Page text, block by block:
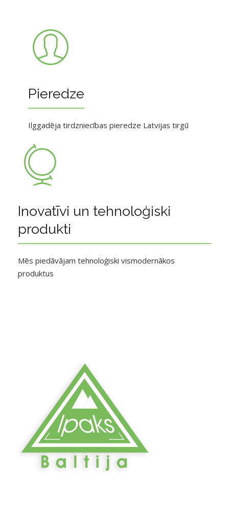
Pieredze
Ilggadēja tirdzniecības pieredze Latvijas tirgū
Inovatīvi un tehnoloģiski
produkti
Mēs piedāvājam tehnoloģiski vismodernākos
produktus